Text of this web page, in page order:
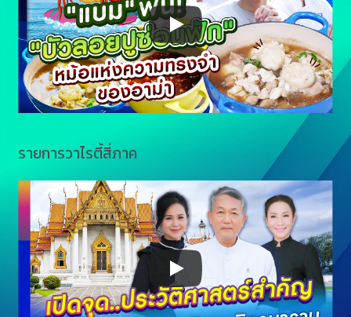
รายการวาไรตี้สี่ภาค